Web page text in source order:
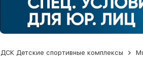
ДСК Детские спортивные комплексы